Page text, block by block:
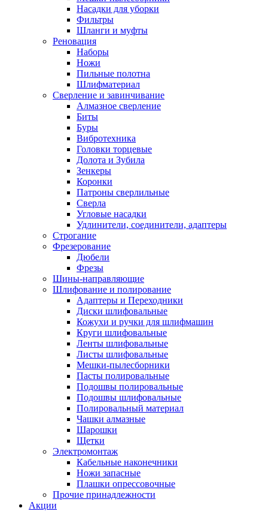
Насадки для уборки
Фильтры
Шланги и муфты
Реновация
Наборы
Ножи
Пильные полотна
Шлифматериал
Сверление и завинчивание
Алмазное сверление
Биты
Буры
Вибротехника
Головки торцевые
Долота и Зубила
Зенкеры
Коронки
Патроны сверлильные
Сверла
Угловые насадки
Удлинители, соединители, адаптеры
Строгание
Фрезерование
Дюбели
Фрезы
Шины-направляющие
Шлифование и полирование
Адаптеры и Переходники
Диски шлифовальные
Кожухи и ручки для шлифмашин
Круги шлифовальные
Ленты шлифовальные
Листы шлифовальные
Мешки-пылесборники
Пасты полировальные
Подошвы полировальные
Подошвы шлифовальные
Полировальный материал
Чашки алмазные
Шарошки
Щетки
Электромонтаж
Кабельные наконечники
Ножи запасные
Плашки опрессовочные
Прочие принадлежности
Акции